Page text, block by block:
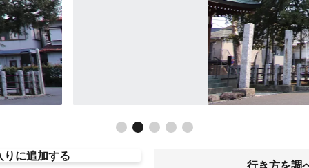
りに追加する
行き方を調